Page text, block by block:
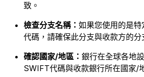
致。
檢查分支名稱： 如果您使用的是
代碼，請確保此分支與收款方的分
確認國家/地區： 銀行在全球各地
SWIFT代碼與收款銀行所在國家/